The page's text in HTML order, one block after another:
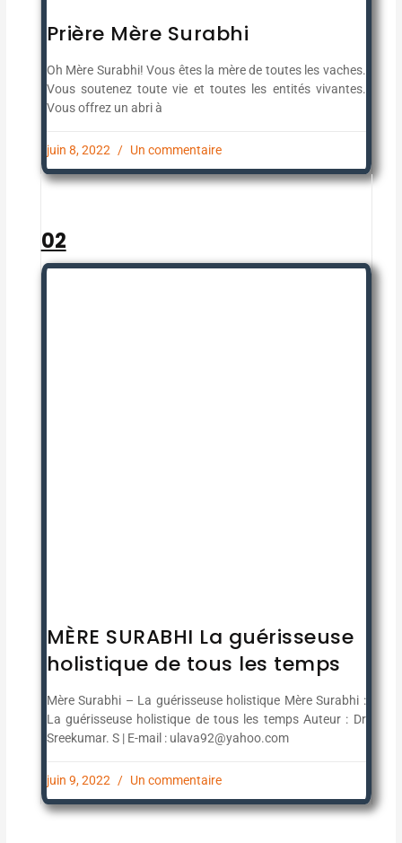
Prière Mère Surabhi
Oh Mère Surabhi! Vous êtes la mère de toutes les vaches.
Vous soutenez toute vie et toutes les entités vivantes.
Vous offrez un abri à
juin 8, 2022 Un commentaire
02
MÈRE SURABHI La guérisseuse
holistique de tous les temps
Mère Surabhi – La guérisseuse holistique Mère Surabhi :
La guérisseuse holistique de tous les temps Auteur : Dr
Sreekumar. S | E-mail : ulava92@yahoo.com
juin 9, 2022 Un commentaire